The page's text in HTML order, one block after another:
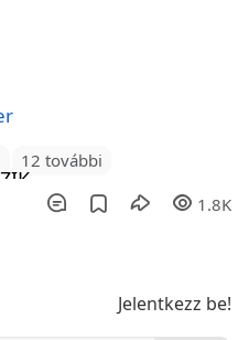
12 további
1.8K
Jelentkezz be!